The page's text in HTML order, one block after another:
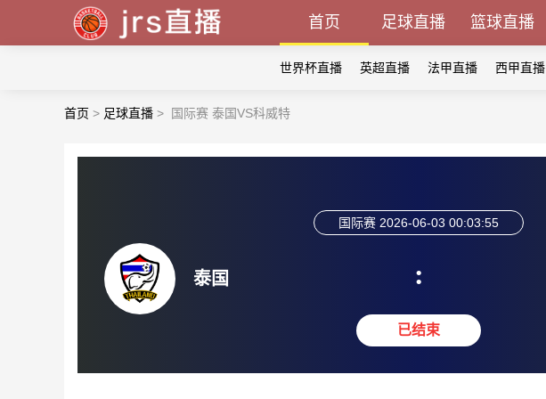
首页 足球直播 篮球直播
世界杯直播 英超直播 法甲直播 西甲直播
首页 > 足球直播 > 国际赛 泰国VS科威特
泰国
国际赛 2026-06-03 00:03:55
:
已结束